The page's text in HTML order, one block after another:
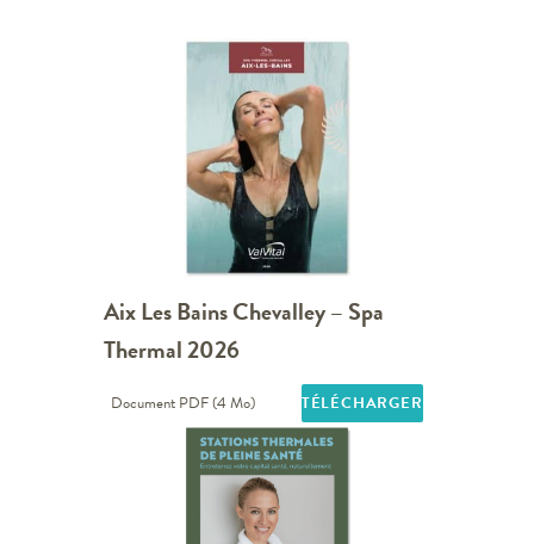
Aix Les Bains Chevalley – Spa
Thermal 2026
Document PDF (4 Mo) TÉLÉCHARGER